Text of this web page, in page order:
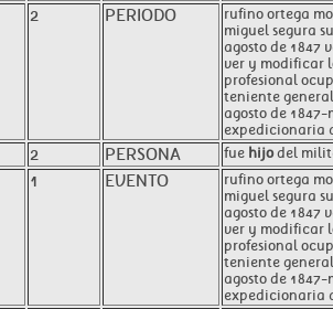
2 PERIODO rufino ortega
miguel segura
agosto de 1847
ver y modificar
profesional
teniente
agosto de
expedicionaria
2 PERSONA fue hijodel
1 EVENTO
rufino ortega
miguel segura
agosto de 1847
ver y modificar
profesional
teniente
agosto de
expedicionaria